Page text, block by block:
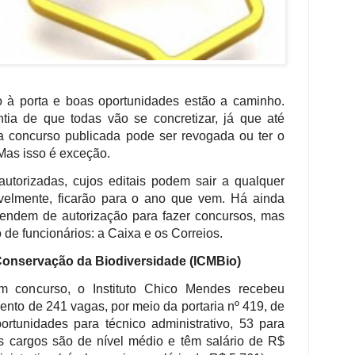
porta e boas oportunidades estão a caminho.
de que todas vão se concretizar, já que até
concurso publicada pode ser revogada ou ter o
isso é exceção.
cujos editais podem sair a qualquer
ficarão para o ano que vem. Há ainda
de autorização para fazer concursos, mas
funcionários: a Caixa e os Correios.
da Biodiversidade (ICMBio)
concurso, o Instituto Chico Mendes recebeu
de 241 vagas, por meio da portaria nº 419, de
para técnico administrativo, 53 para
cargos são de nível médio e têm salário de R$